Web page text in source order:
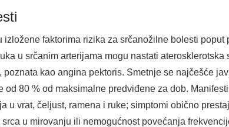
faktorima rizika za srčanožilne bolesti
u srčanim arterijama mogu nastati
kao angina pektoris. Smetnje se najčešće
od 80 % od maksimalne predviđene za dob.
u vrat, čeljust, ramena i ruke; simptomi obično
u mirovanju ili nemogućnost povećanja